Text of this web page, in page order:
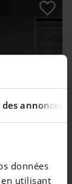
annonces
données
en utilisant